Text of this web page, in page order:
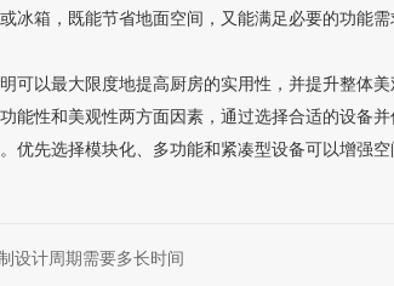
冰箱，既能节省地面空间，又能满足必要的功能需
可以最大限度地提高厨房的实用性，并提升整体美
和美观性两方面因素，通过选择合适的设备并
优先选择模块化、多功能和紧凑型设备可以增强
设计周期需要多长时间